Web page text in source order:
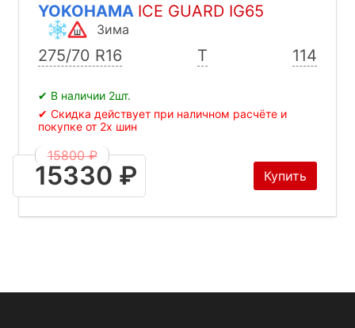
YOKOHAMA ICE GUARD IG65
Зима
275/70 R16 T 114
✔ В наличии 2шт.
✔ Скидка действует при наличном расчёте и
покупке от 2х шин
15800 ₽
15330 ₽ Купить